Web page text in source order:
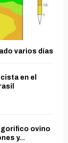
varios días
en el
ovino
y...